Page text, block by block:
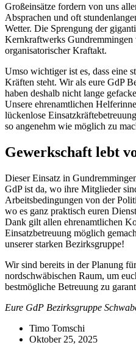
Großeinsätze fordern von uns
Absprachen und oft
Wetter. Die Sprengung der
Kernkraftwerks Gundremmingen
organisatorischer Kraftakt.
Umso wichtiger ist es, dass eine
Kräften steht. Wir als eure GdP
haben deshalb nicht lange
Unsere ehrenamtlichen
lückenlose
so angenehm wie möglich zu
Gewerkschaft lebt
Dieser Einsatz in
GdP ist da, wo ihre Mitglieder
Arbeitsbedingungen von der
wo es ganz praktisch euren
Dank gilt allen ehrenamtlichen
Einsatzbetreuung möglich
unserer starken Bezirksgruppe!
Wir sind bereits in der Planung
nordschwäbischen Raum, um
bestmögliche Betreuung zu
Eure GdP Bezirksgruppe
Timo Tomschi
Oktober 25, 2025